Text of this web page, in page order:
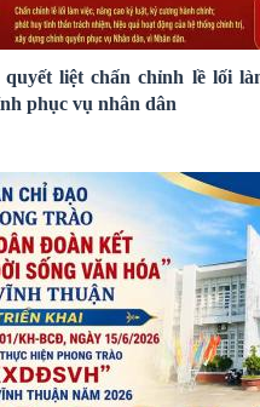
liệt chấn chỉnh lề lối
phục vụ nhân dân